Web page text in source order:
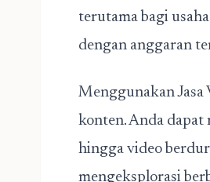
terutama bagi
dengan anggaran
Menggunakan
konten. Anda dapat
hingga video
mengeksplorasi